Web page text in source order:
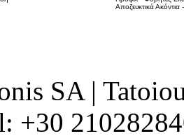
ΑποζευκτικάΑκόντια
SA |
+30